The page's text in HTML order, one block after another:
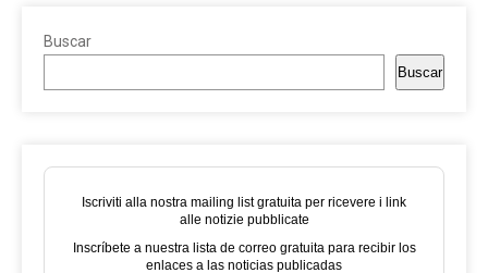
Buscar
Buscar
Iscriviti alla nostra mailing list gratuita per ricevere i link
alle notizie pubblicate
Inscríbete a nuestra lista de correo gratuita para recibir los
enlaces a las noticias publicadas